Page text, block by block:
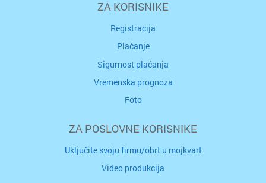
ZA KORISNIKE
Registracija
Plaćanje
Sigurnost plaćanja
Vremenska prognoza
Foto
ZA POSLOVNE KORISNIKE
Uključite svoju firmu/obrt u mojkvart
Video produkcija